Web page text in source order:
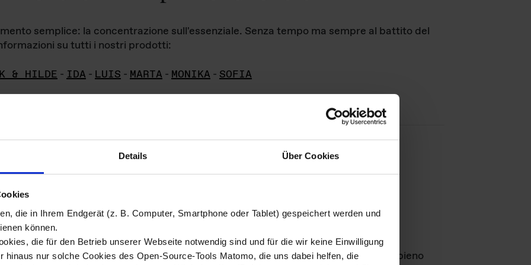
Details Über Cookies
die in Ihrem Endgerät (z. B. Computer, Smartphone oder Tablet) gespeichert werden und
können.
die für den Betrieb unserer Webseite notwendig sind und für die wir keine Einwilligung
hinaus nur solche Cookies des Open-Source-Tools Matomo, die uns dabei helfen, die
semplice: la concentrazione sull'essenziale. Senza tempo ma sempre al battito del
su tutti i nostri prodotti:
& HILDE - IDA - LUIS - MARTA - MONIKA - SOFIA
di immagini
materiale fotografico sono detenuti daDas ganze LebenGmbH e rimangono in pieno